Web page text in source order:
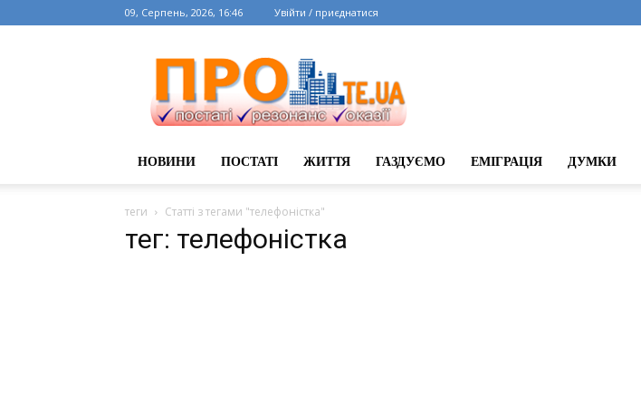
09, Серпень, 2026, 16:46 Увійти / приєднатися
НОВИНИ ПОСТАТІ ЖИТТЯ ГАЗДУЄМО ЕМІГРАЦІЯ ДУМКИ
теги Статті з тегами "телефоністка"
тег: телефоністка